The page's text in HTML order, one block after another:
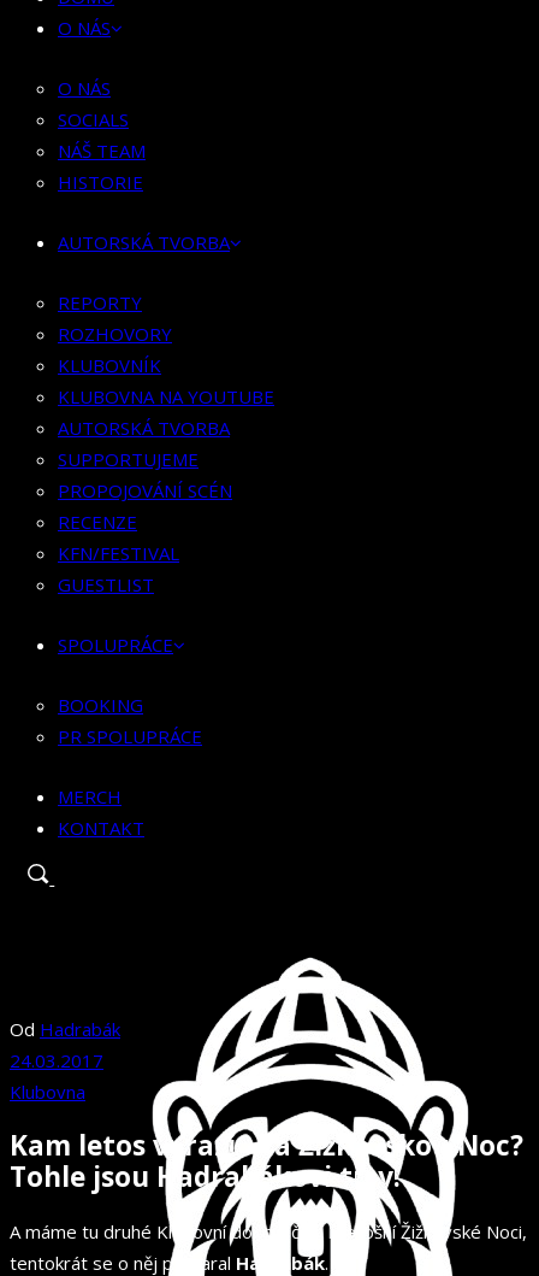
HISTORIE
AUTORSKÁ TVORBA
REPORTY
ROZHOVORY
KLUBOVNA NA YOUTUBE
SUPPORTUJEME
PROPOJOVÁNÍ SCÉN
RECENZE
KFN/FESTIVAL
GUESTLIST
SPOLUPRÁCE
BOOKING
PR SPOLUPRÁCE
MERCH
O NÁS
O NÁS
SOCIALS
NÁŠ TEAM
HISTORIE
AUTORSKÁ TVORBA
REPORTY
ROZHOVORY
KLUBOVNÍK
KLUBOVNA NA YOUTUBE
AUTORSKÁ TVORBA
SUPPORTUJEME
PROPOJOVÁNÍ SCÉN
RECENZE
KFN/FESTIVAL
GUESTLIST
SPOLUPRÁCE
BOOKING
PR SPOLUPRÁCE
MERCH
KONTAKT
Od Hadrabák
24.03.2017
Klubovna
Kam letos vyrazit na Žižkovskou Noc?
Tohle jsou Hadrabákovi tipy!
A máme tu druhé Klubovní doporučení k letošní Žižkovské Noci,
tentokrát se o něj postaral Hadrabák.